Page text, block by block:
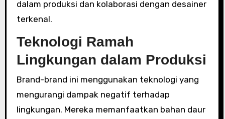
dalam produksi dan kolaborasi dengan desainer
terkenal.
Teknologi Ramah
Lingkungan dalam Produksi
Brand-brand ini menggunakan teknologi yang
mengurangi dampak negatif terhadap
lingkungan. Mereka memanfaatkan bahan daur